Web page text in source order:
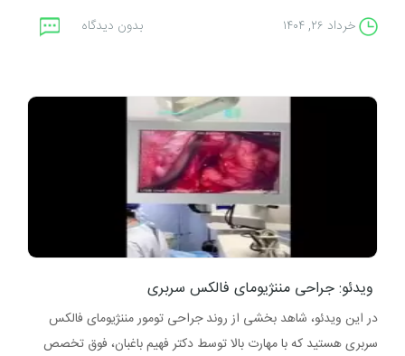
خرداد ۲۶, ۱۴۰۴ بدون دیدگاه
ویدئو: جراحی مننژیومای فالکس سربری
در این ویدئو، شاهد بخشی از روند جراحی تومور مننژیومای فالکس
سربری هستید که با مهارت بالا توسط دکتر فهیم باغبان، فوق تخصص